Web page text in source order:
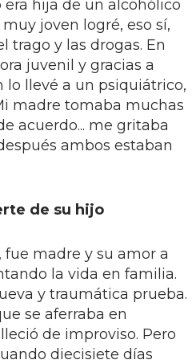
era hija de un alcohólico
joven logré, eso sí,
trago y las drogas. En
juvenil y gracias a
lo llevé a un psiquiátrico,
madre tomaba muchas
acuerdo... me gritaba
ambos estaban
de su hijo
fue madre y su amor a
la vida en familia.
y traumática prueba.
se aferraba en
de improviso. Pero
diecisiete días